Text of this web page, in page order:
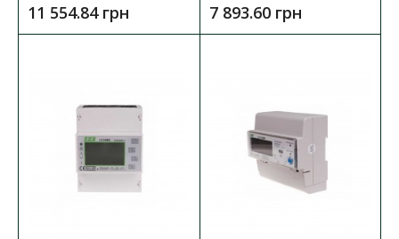
Счетчики F&F серии M предназначены для индикации и
регистрации значений потребленной электроэнер..
5 778.08 грн
11 554.84 грн 7 893.60 грн